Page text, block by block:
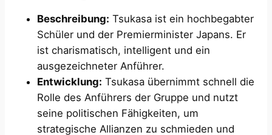
Beschreibung: Tsukasa ist ein hochbegabter
Schüler und der Premierminister Japans. Er
ist charismatisch, intelligent und ein
ausgezeichneter Anführer.
Entwicklung: Tsukasa übernimmt schnell die
Rolle des Anführers der Gruppe und nutzt
seine politischen Fähigkeiten, um
strategische Allianzen zu schmieden und